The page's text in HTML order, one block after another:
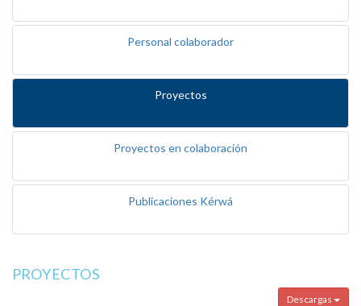
Personal colaborador
Proyectos
Proyectos en colaboración
Publicaciones Kérwá
PROYECTOS
Descargas